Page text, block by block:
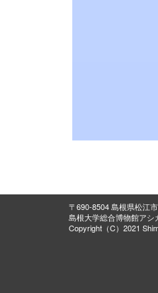
〒690-8504 島根県松江
島根大学総合博物館アシ
Copyright（C）2021